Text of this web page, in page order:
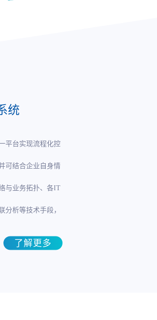
统
平台实现流程化控
可结合企业自身情
与业务拓扑、各IT
分析等技术手段，
了解更多